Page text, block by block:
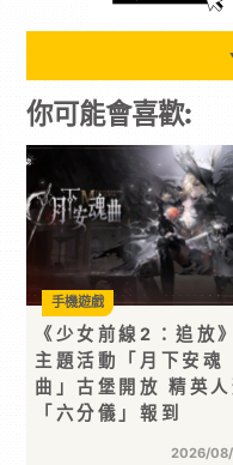
你可能會喜歡:
《少女前線2：追放》
主題活動「月下安魂
曲」古堡開放 精英人
「六分儀」報到
2026/
手機遊戲